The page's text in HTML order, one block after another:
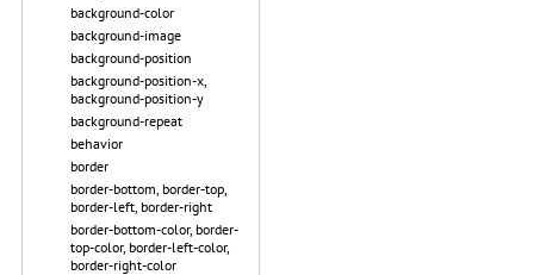
background-color
background-image
background-position
background-position-x,
background-position-y
background-repeat
behavior
border
border-bottom, border-top,
border-left, border-right
border-bottom-color, border-
top-color, border-left-color,
border-right-color